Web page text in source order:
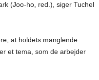
(Joo-ho, red.), siger Tuchel
at holdets manglende
et tema, som de arbejder